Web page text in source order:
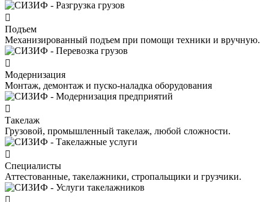
Подъем
Механизированный подъем при помощи техники и вручную.
Модернизация
Монтаж, демонтаж и пуско-наладка оборудования
Такелаж
Грузовой, промышленный такелаж, любой сложности.
Специалисты
Аттестованные, такелажники, стропальщики и грузчики.